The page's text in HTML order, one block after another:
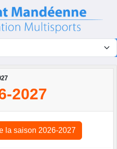
2027
la saison 2026-2027